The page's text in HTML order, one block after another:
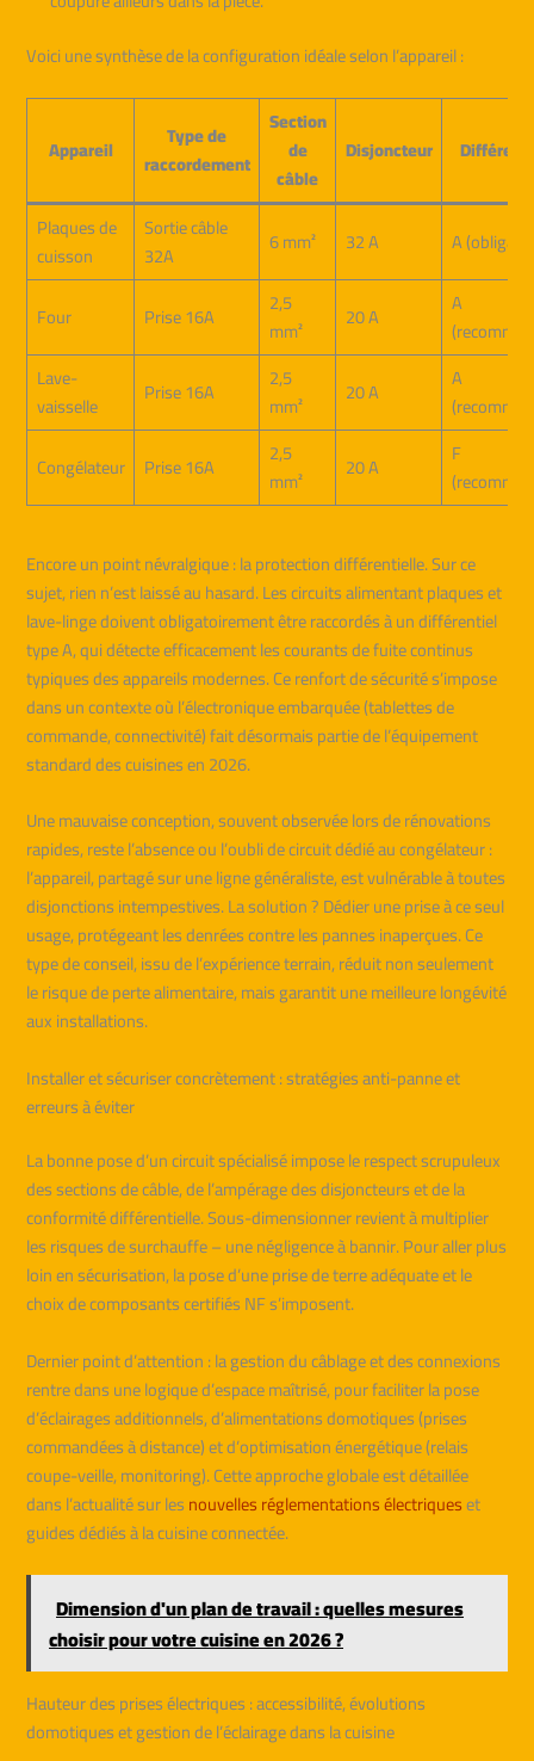
Voici une synthèse de la configuration idéale selon l’appareil :
Appareil
Type de
raccordement
Section
de
câble
Disjoncteur
Plaques de
cuisson
Sortie câble
32A
6 mm² 32 A A
Four Prise 16A
2,5
mm²
20 A
A
Lave-
vaisselle
Prise 16A
2,5
mm²
20 A
A
Congélateur
Prise 16A
2,5
mm²
20 A
F
Encore un point névralgique : la protection différentielle. Sur ce
sujet, rien n’est laissé au hasard. Les circuits alimentant plaques et
lave-linge doivent obligatoirement être raccordés à un différentiel
type A, qui détecte efficacement les courants de fuite continus
typiques des appareils modernes. Ce renfort de sécurité s’impose
dans un contexte où l’électronique embarquée (tablettes de
commande, connectivité) fait désormais partie de l’équipement
standard des cuisines en 2026.
Une mauvaise conception, souvent observée lors de rénovations
rapides, reste l’absence ou l’oubli de circuit dédié au congélateur :
l’appareil, partagé sur une ligne généraliste, est vulnérable à toutes
disjonctions intempestives. La solution ? Dédier une prise à ce seul
usage, protégeant les denrées contre les pannes inaperçues. Ce
type de conseil, issu de l’expérience terrain, réduit non seulement
le risque de perte alimentaire, mais garantit une meilleure longévité
aux installations.
Installer et sécuriser concrètement : stratégies anti-panne et
erreurs à éviter
La bonne pose d’un circuit spécialisé impose le respect scrupuleux
des sections de câble, de l’ampérage des disjoncteurs et de la
conformité différentielle. Sous-dimensionner revient à multiplier
les risques de surchauffe – une négligence à bannir. Pour aller plus
loin en sécurisation, la pose d’une prise de terre adéquate et le
choix de composants certifiés NF s’imposent.
Dernier point d’attention : la gestion du câblage et des connexions
rentre dans une logique d’espace maîtrisé, pour faciliter la pose
d’éclairages additionnels, d’alimentations domotiques (prises
commandées à distance) et d’optimisation énergétique (relais
coupe-veille, monitoring). Cette approche globale est détaillée
dans l’actualité sur lesnouvelles réglementations électriqueset
guides dédiés à la cuisine connectée.
Dimension d'un plan de travail : quelles mesures
choisir pour votre cuisine en 2026 ?
Hauteur des prises électriques : accessibilité, évolutions
domotiques et gestion de l’éclairage dans la cuisine